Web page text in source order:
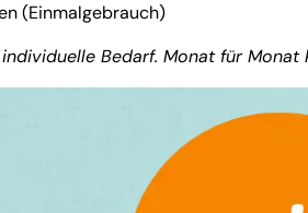
(Einmalgebrauch)
Bedarf. Monat für Monat